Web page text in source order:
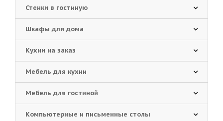
Стенки в гостиную
Шкафы для дома
Кухни на заказ
Мебель для кухни
Мебель для гостиной
Компьютерные и письменные столы